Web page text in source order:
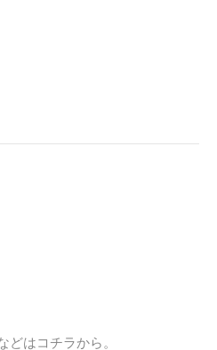
はコチラから。